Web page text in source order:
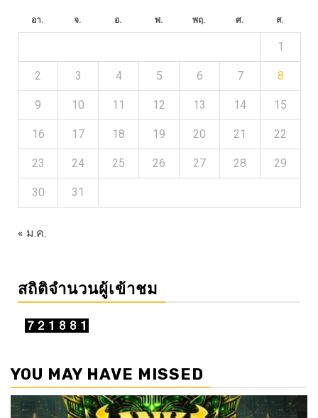
อา. จ. อ. พ. พฤ. ศ. ส.
1
2 3 4 5 6 7 8
9 10 11 12 13 14 15
16 17 18 19 20 21 22
23 24 25 26 27 28 29
30 31
« ม.ค.
สถิติจำนวนผู้เข้าชม
YOU MAY HAVE MISSED